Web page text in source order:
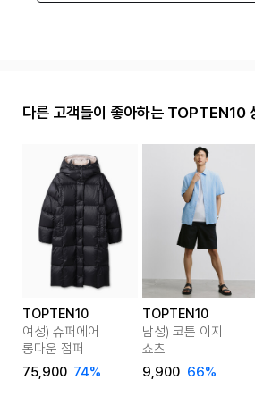
다른 고객들이 좋아하는 TOPTEN10
TOPTEN10
여성) 슈퍼에어
롱다운 점퍼
75,900 74%
TOPTEN10
남성) 코튼 이지
쇼츠
9,900 66%